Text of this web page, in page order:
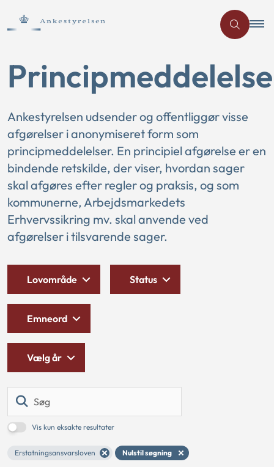
Ankestyrelsen udsender og offentliggør visse
afgørelser i anonymiseret form som
principmeddelelser. En principiel afgørelse er en
bindende retskilde, der viser, hvordan sager
skal afgøres efter regler og praksis, og som
kommunerne, Arbejdsmarkedets
Erhvervssikring mv. skal anvende ved
afgørelser i tilsvarende sager.
Vis kun eksakte resultater
Erstatningsansvarsloven Nulstil søgning
Lovområde Status
Emneord
Vælg år